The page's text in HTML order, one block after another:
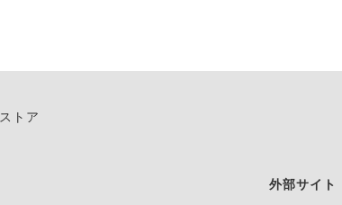
トア
外部サイト